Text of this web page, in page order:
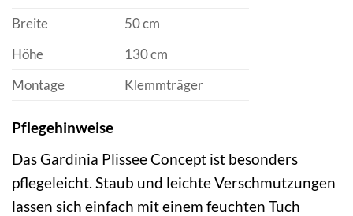
Breite
50 cm
Höhe
130 cm
Montage
Klemmträger
Pflegehinweise
Das Gardinia Plissee Concept ist besonders
pflegeleicht. Staub und leichte Verschmutzungen
lassen sich einfach mit einem feuchten Tuch